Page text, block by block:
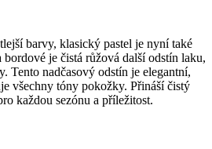
barvy, klasický pastel je nyní také
je čistá růžová další odstín laku,
Tento nadčasový odstín je elegantní,
všechny tóny pokožky. Přináší čistý
každou sezónu a příležitost.